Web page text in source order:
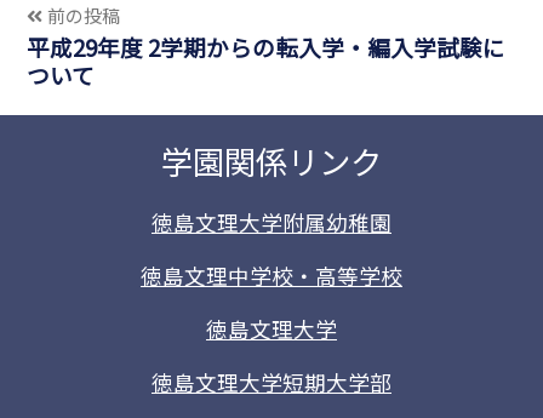
前の投稿
平成29年度 2学期からの転入学・編入学試験に
ついて
学園関係リンク
徳島文理大学附属幼稚園
徳島文理中学校・高等学校
徳島文理大学
徳島文理大学短期大学部